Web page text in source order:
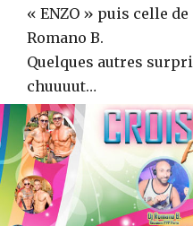
« ENZO » puis celle
Romano B.
Quelques autres
chuuuut…